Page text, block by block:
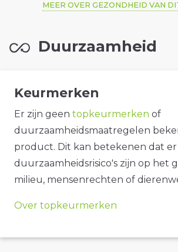
MEER OVER GEZONDHEID VAN
Duurzaamheid
Keurmerken
Er zijn geen topkeurmerken of
duurzaamheidsmaatregelen
product. Dit kan betekenen dat er
duurzaamheidsrisico's zijn op het
milieu, mensenrechten of
Over topkeurmerken